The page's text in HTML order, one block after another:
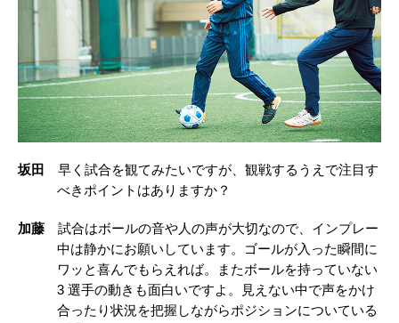
坂田
早く試合を観てみたいですが、観戦するうえで注目す
べきポイントはありますか？
加藤 試合はボールの音や人の声が大切なので、インプレー
中は静かにお願いしています。ゴールが入った瞬間に
ワッと喜んでもらえれば。またボールを持っていない
3 選手の動きも面白いですよ。見えない中で声をかけ
合ったり状況を把握しながらポジションについている